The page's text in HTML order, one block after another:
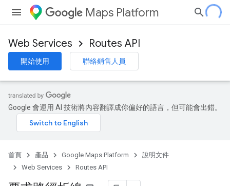
Maps Platform
Web Services Routes API
開始使用 聯絡銷售人員
Google 會運用 AI 技術將內容翻譯成你偏好的語言，但可能會出錯。
首頁 產品 Google Maps Platform
說明文件
Web Services
Routes API